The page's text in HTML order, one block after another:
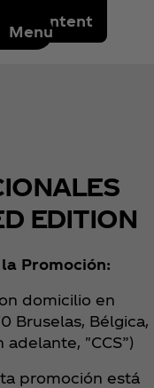
to content
Menu
EDITION
Promoción:
domicilio en
Bruselas, Bélgica,
adelante, "CCS”)
promoción está